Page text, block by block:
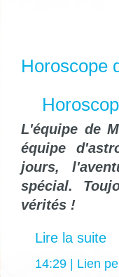
Horoscope
L'équipe de
équipe
jours,
spécial.
vérités !
Lire la suite
14:29 | Lien